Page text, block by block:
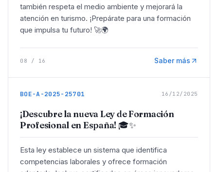
también respeta el medio ambiente y mejorará la
atención en turismo. ¡Prepárate para una formación
que impulsa tu futuro! 🚀🌍
08 / 16 Saber más
BOE-A-2025-25701 16/12/2025
¡Descubre la nueva Ley de Formación
Profesional en España! 🎓✨
Esta ley establece un sistema que identifica
competencias laborales y ofrece formación